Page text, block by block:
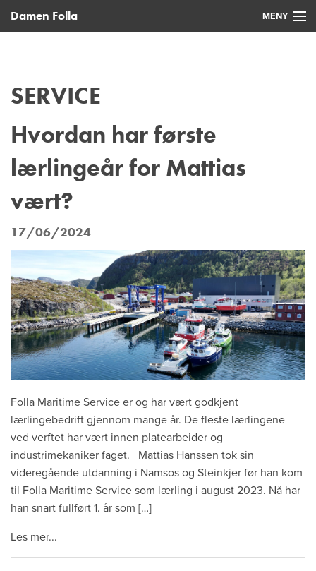
Damen Folla MENY
Service
Nyheter
Kontakt
SERVICE
Hvordan har første
lærlingeår for Mattias
vært?
17/06/2024
Folla Maritime Service er og har vært godkjent
lærlingebedrift gjennom mange år. De fleste lærlingene
ved verftet har vært innen platearbeider og
industrimekaniker faget. Mattias Hanssen tok sin
videregående utdanning i Namsos og Steinkjer før han kom
til Folla Maritime Service som lærling i august 2023. Nå har
han snart fullført 1. år som […]
Les mer...